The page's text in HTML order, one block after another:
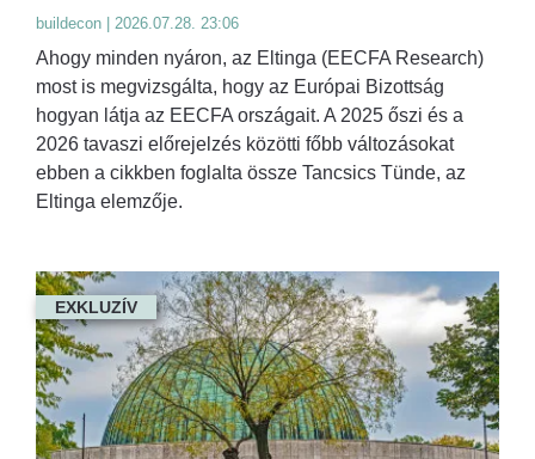
buildecon | 2026.07.28. 23:06
Ahogy minden nyáron, az Eltinga (EECFA Research)
most is megvizsgálta, hogy az Európai Bizottság
hogyan látja az EECFA országait. A 2025 őszi és a
2026 tavaszi előrejelzés közötti főbb változásokat
ebben a cikkben foglalta össze Tancsics Tünde, az
Eltinga elemzője.
EXKLUZÍV